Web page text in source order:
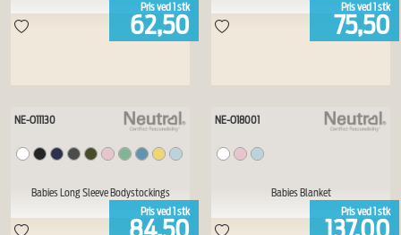
Pris ved 1 stk
62,50
Pris ved 1 stk
75,50
NE-O11130
Babies Long Sleeve Bodystockings
Pris ved 1 stk
NE-O18001
Babies Blanket
Pris ved 1 stk